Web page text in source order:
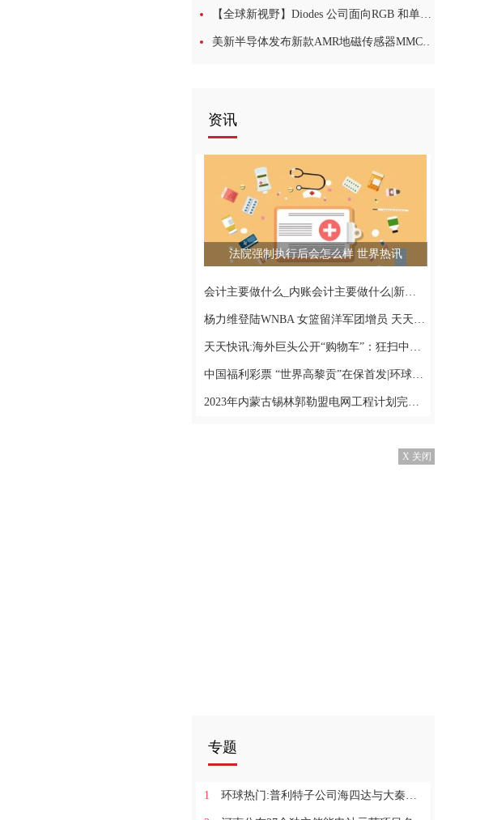
【全球新视野】Diodes 公司面向RGB 和单色固态照明LED推出双数字接口、多通道 LED 驱动器
美新半导体发布新款AMR地磁传感器MMC5616WA，全新升级，满足丰富的应用场景-环球热文
资讯
法院强制执行后会怎么样 世界热讯
会计主要做什么_内账会计主要做什么|新要闻
杨力维登陆WNBA 女篮留洋军团增员 天天观速讯
天天快讯:海外巨头公开“购物车”：狂扫中概股 翻倍增持阿里
中国福利彩票 “世界高黎贡”在保首发|环球速看
2023年内蒙古锡林郭勒盟电网工程计划完成投资14.72亿元
X 关闭
专题
1 环球热门:普利特子公司海四达与大秦新能源共同打造一款超具性价比的低成本电芯